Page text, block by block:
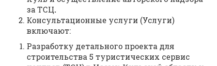
за ТСЦ.
Консультационные услуги (Услуги)
включают:
Разработку детального проекта для
строительства 5 туристических сервис